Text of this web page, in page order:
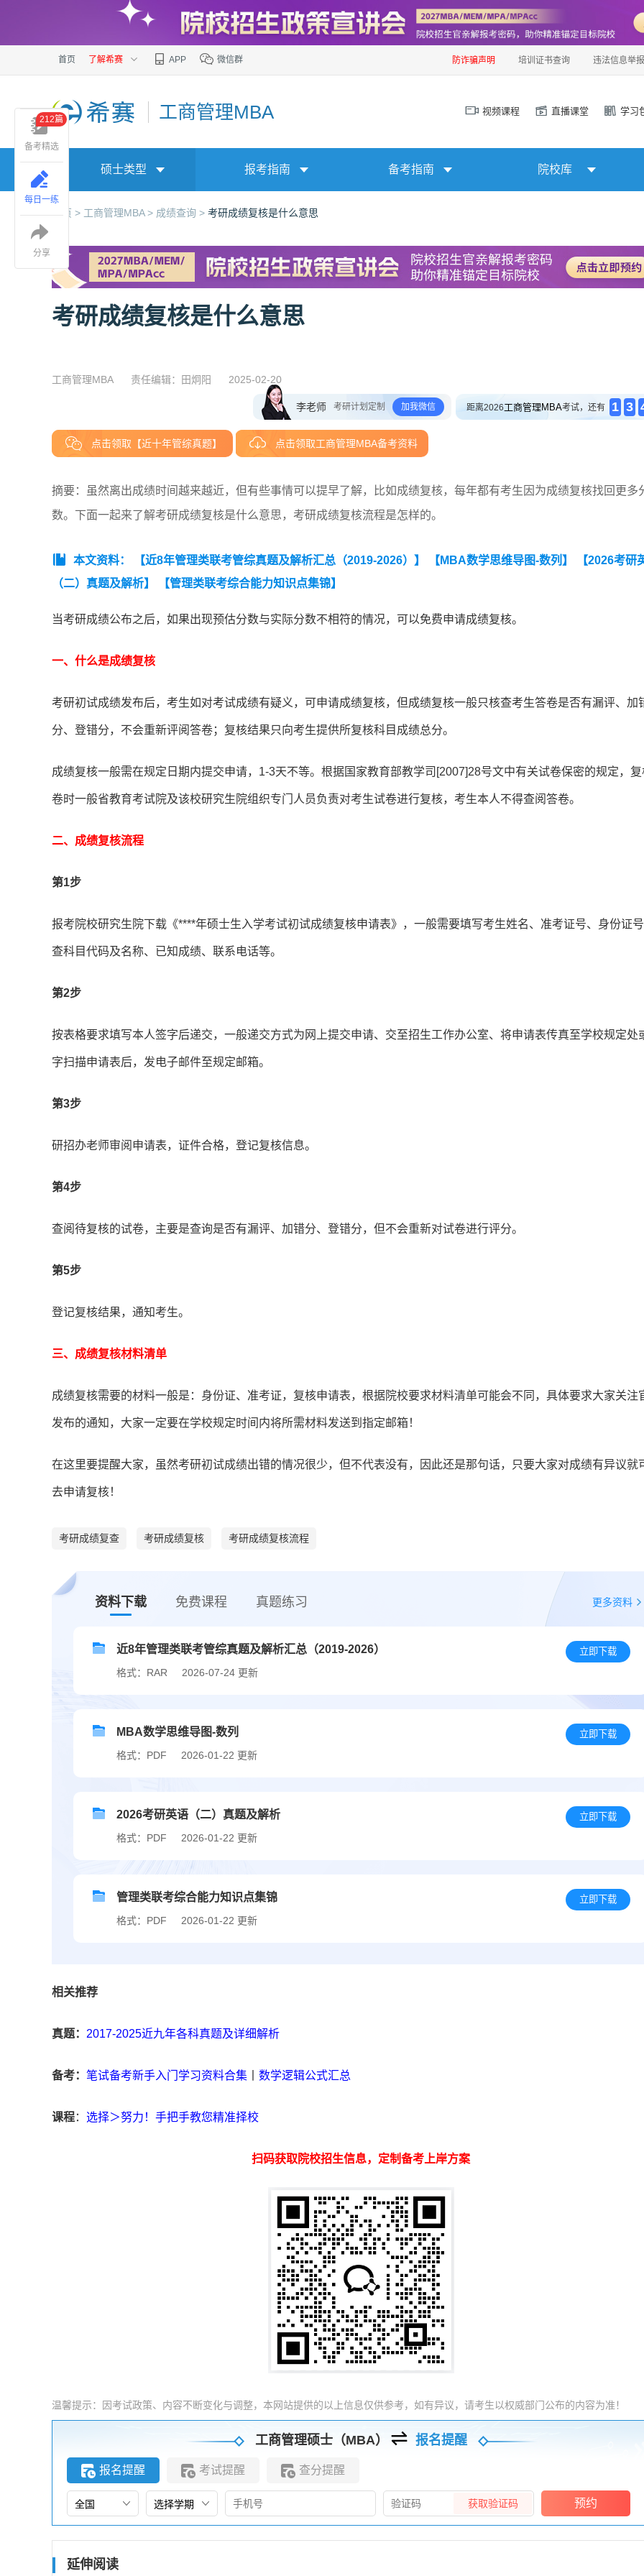
首页 了解希赛 APP 微信群 防诈骗声明 培训证书查询 违法信息举报
工商管理MBA 视频课程 直播课堂 学习
硕士类型 报考指南 备考指南 院校库
首页 > 工商管理MBA > 成绩查询 > 考研成绩复核是什么意思
考研成绩复核是什么意思
工商管理MBA 责任编辑：田炯阳 2025-02-20
李老师 考研计划定制 加我微信 距离2026工商管理MBA考试，还有 1 3
点击领取【近十年管综真题】 点击领取工商管理MBA备考资料
摘要：虽然离出成绩时间越来越近，但有些事情可以提早了解，比如成绩复核，每年都有考生因为成绩复核找回更多
数。下面一起来了解考研成绩复核是什么意思，考研成绩复核流程是怎样的。
本文资料： 【近8年管理类联考管综真题及解析汇总（2019-2026）】 【MBA数学思维导图-数列】
【2026考研
（二）真题及解析】
【管理类联考综合能力知识点集锦】
当考研成绩公布之后，如果出现预估分数与实际分数不相符的情况，可以免费申请成绩复核。
一、什么是成绩复核
考研初试成绩发布后，考生如对考试成绩有疑义，可申请成绩复核，但成绩复核一般只核查考生答卷是否有漏评、加
分、登错分，不会重新评阅答卷；复核结果只向考生提供所复核科目成绩总分。
成绩复核一般需在规定日期内提交申请，1-3天不等。根据国家教育部教学司[2007]28号文中有关试卷保密的规定，
卷时一般省教育考试院及该校研究生院组织专门人员负责对考生试卷进行复核，考生本人不得查阅答卷。
二、成绩复核流程
第1步
报考院校研究生院下载《****年硕士生入学考试初试成绩复核申请表》，一般需要填写考生姓名、准考证号、身份证
查科目代码及名称、已知成绩、联系电话等。
第2步
按表格要求填写本人签字后递交，一般递交方式为网上提交申请、交至招生工作办公室、将申请表传真至学校规定处
字扫描申请表后，发电子邮件至规定邮箱。
第3步
研招办老师审阅申请表，证件合格，登记复核信息。
第4步
查阅待复核的试卷，主要是查询是否有漏评、加错分、登错分，但不会重新对试卷进行评分。
第5步
登记复核结果，通知考生。
三、成绩复核材料清单
成绩复核需要的材料一般是：身份证、准考证，复核申请表，根据院校要求材料清单可能会不同，具体要求大家关注
发布的通知，大家一定要在学校规定时间内将所需材料发送到指定邮箱！
在这里要提醒大家，虽然考研初试成绩出错的情况很少，但不代表没有，因此还是那句话，只要大家对成绩有异议就
去申请复核！
考研成绩复查 考研成绩复核 考研成绩复核流程
资料下载 免费课程 真题练习 更多资料
近8年管理类联考管综真题及解析汇总（2019-2026）
格式：RAR 2026-07-24 更新
立即下载
MBA数学思维导图-数列
格式：PDF 2026-01-22 更新
立即下载
2026考研英语（二）真题及解析
格式：PDF 2026-01-22 更新
立即下载
管理类联考综合能力知识点集锦
格式：PDF 2026-01-22 更新
立即下载
相关推荐
真题： 2017-2025近九年各科真题及详细解析
备考： 笔试备考新手入门学习资料合集 数学逻辑公式汇总
课程： 选择＞努力！手把手教您精准择校
扫码获取院校招生信息，定制备考上岸方案
温馨提示：因考试政策、内容不断变化与调整，本网站提供的以上信息仅供参考，如有异议，请考生以权威部门公布的内容为准！
工商管理硕士（MBA） 报名提醒
报名提醒 考试提醒 查分提醒
获取验证码 预约
延伸阅读
备考精选
212篇
每日一练
分享